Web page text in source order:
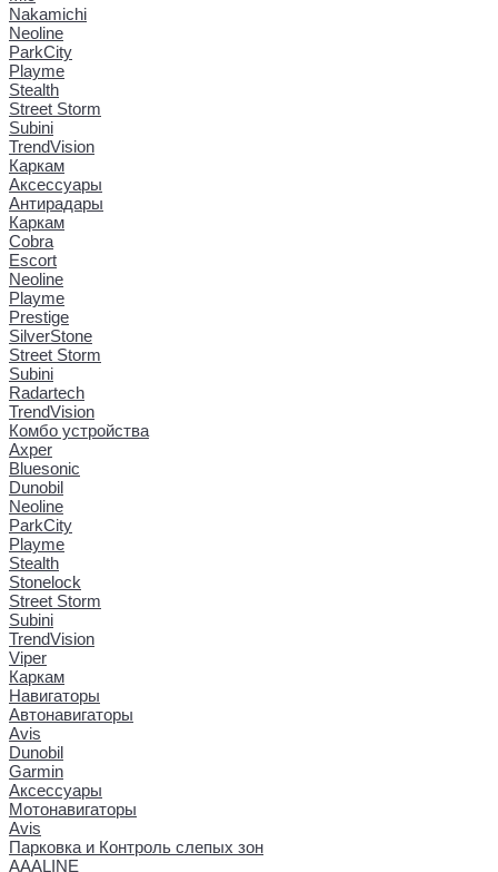
Nakamichi
Neoline
ParkCity
Playme
Stealth
Street Storm
Subini
TrendVision
Каркам
Аксессуары
Антирадары
Каркам
Cobra
Escort
Neoline
Playme
Prestige
SilverStone
Street Storm
Subini
Radartech
TrendVision
Комбо устройства
Axper
Bluesonic
Dunobil
Neoline
ParkCity
Playme
Stealth
Stonelock
Street Storm
Subini
TrendVision
Viper
Каркам
Навигаторы
Автонавигаторы
Avis
Dunobil
Garmin
Аксессуары
Мотонавигаторы
Avis
Парковка и Контроль слепых зон
AAALINE